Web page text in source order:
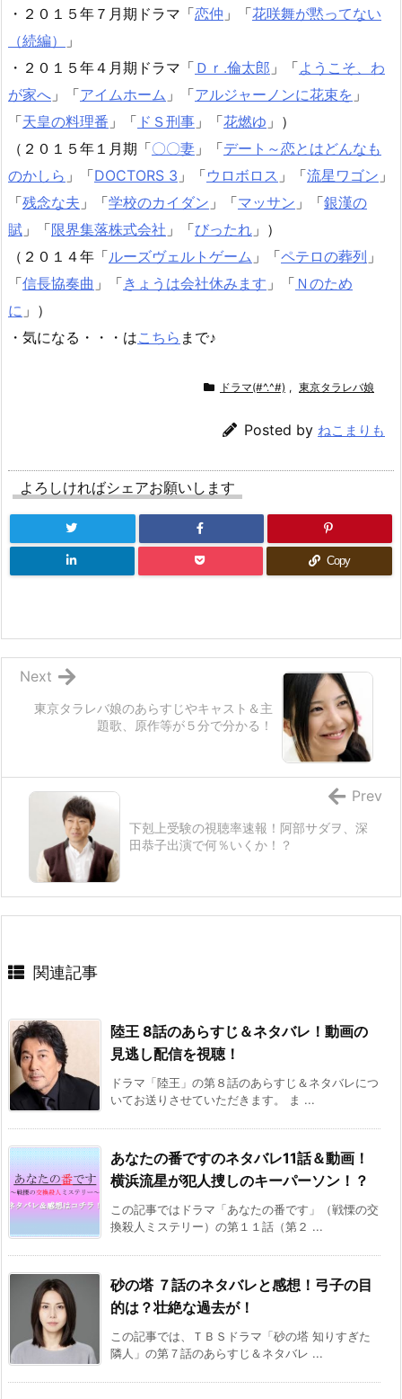
・２０１５年７月期ドラマ「恋仲 」「花咲舞が黙ってない
（続編）
」
・２０１５年４月期ドラマ「 Ｄｒ.倫太郎 」「ようこそ、わ
が家へ 」「アイムホーム 」「アルジャーノンに花束を 」
「天皇の料理番 」「 ドＳ刑事 」「花燃ゆ 」）
（２０１５年１月期「〇〇妻 」「デート～恋とはどんなも
のかしら 」「DOCTORS 3 」「ウロボロス 」「流星ワゴン 」
「残念な夫 」「学校のカイダン 」「マッサン 」「銀漢の
賦 」「限界集落株式会社 」「びったれ 」）
（２０１４年「ルーズヴェルトゲーム 」「ペテロの葬列 」
「信長協奏曲 」「きょうは会社休みます 」「 Ｎのため
に 」）
・気になる・・・はこちら まで♪
ドラマ(#^.^#) , 東京タラレバ娘
Posted by ねこまりも
よろしければシェアお願いします
Copy
東京タラレバ娘のあらすじやキャスト＆主
題歌、原作等が５分で分かる！
Next
下剋上受験の視聴率速報！阿部サダヲ、深
田恭子出演で何％いくか！？
Prev
関連記事
陸王 8話のあらすじ＆ネタバレ！動画の
見逃し配信を視聴！
ドラマ「陸王」の第８話のあらすじ＆ネタバレにつ
いてお送りさせていただきます。 ま ...
あなたの番ですのネタバレ11話＆動画！
横浜流星が犯人捜しのキーパーソン！？
この記事ではドラマ「あなたの番です」（戦慄の交
換殺人ミステリー）の第１１話（第２ ...
砂の塔 ７話のネタバレと感想！弓子の目
的は？壮絶な過去が！
この記事では、ＴＢＳドラマ「砂の塔 知りすぎた
隣人」の第７話のあらすじ＆ネタバレ ...